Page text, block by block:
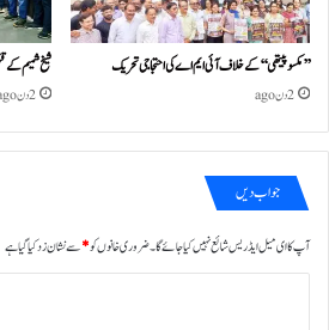
’’مکسوپیتھی‘‘ کے خلاف آئی ایم اے کی احتجاجی تحریک
2 دن ago
شیخ شمیم کے
2 دن ago
جواب دیں
آپ کا ای میل ایڈریس شائع نہیں کیا جائے گا۔ضروری خانوں کو*سے نشان زد کیا گیا ہے